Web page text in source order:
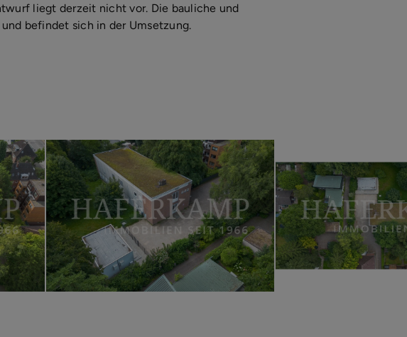
liegt derzeit nicht vor. Die bauliche und
befindet sich in der Umsetzung.